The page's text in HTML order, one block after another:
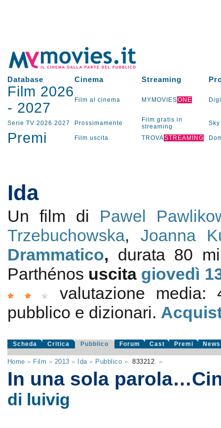
Database Cinema Streaming
Film 2026
- 2027 Film al cinema MYMOVIESONE
Serie TV 2026 2027 Prossimamente
Film gratis in
streaming
Sky
Premi Film uscita TROVASTREAMING
Ida
Un film di Pawel
Trzebuchowska, Joanna
Drammatico, durata 80
Parthénos uscita giovedì
valutazione media:
pubblico e dizionari.
Scheda Critica Pubblico Forum Cast Premi News
Home » Film » 2013 » Ida» Pubblico » 833212 »
In una sola
di luivig